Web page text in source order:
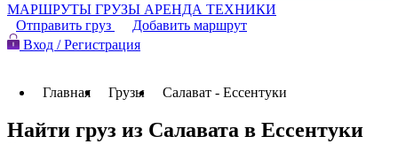
МАРШРУТЫ ГРУЗЫ АРЕНДА ТЕХНИКИ
Отправить груз
Добавить маршрут
Вход / Регистрация
Главная Грузы Салават - Ессентуки
Найти груз из Салавата в Ессентуки